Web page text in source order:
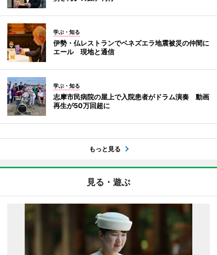
学ぶ・知る
伊勢・仏レストランでベネズエラ地震被災の仲間に
エール 現地と通信
学ぶ・知る
志摩市民病院の屋上で入院患者がドラム演奏 動画
再生が50万回超に
もっと見る
見る・遊ぶ